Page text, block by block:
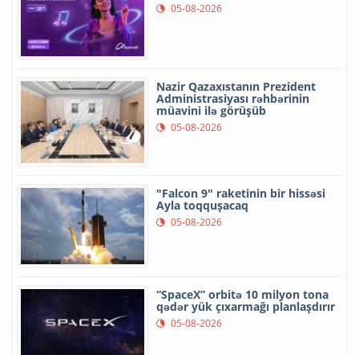
05-08-2026
Nazir Qazaxıstanın Prezident
Administrasiyası rəhbərinin
müavini ilə görüşüb
05-08-2026
"Falcon 9" raketinin bir hissəsi
Ayla toqquşacaq
05-08-2026
“SpaceX” orbitə 10 milyon tona
qədər yük çıxarmağı planlaşdırır
05-08-2026